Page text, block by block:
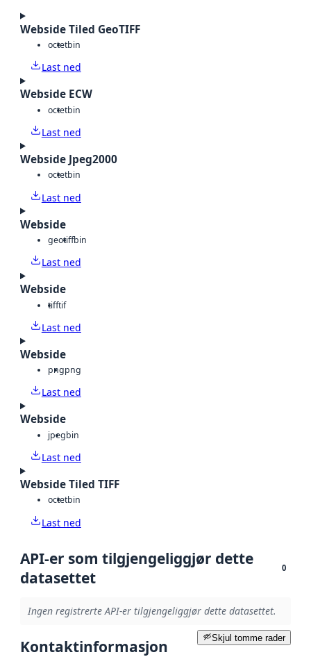
Webside Tiled GeoTIFF
octetbin
Last ned
Webside ECW
octetbin
Last ned
Webside Jpeg2000
octetbin
Last ned
Webside
geotiffbin
Last ned
Webside
tifftif
Last ned
Webside
pngpng
Last ned
Webside
jpegbin
Last ned
Webside Tiled TIFF
octetbin
Last ned
API-er som tilgjengeliggjør dette
datasettet
0
Ingen registrerte API-er tilgjengeliggjør dette datasettet.
Skjul tomme rader
Kontaktinformasjon